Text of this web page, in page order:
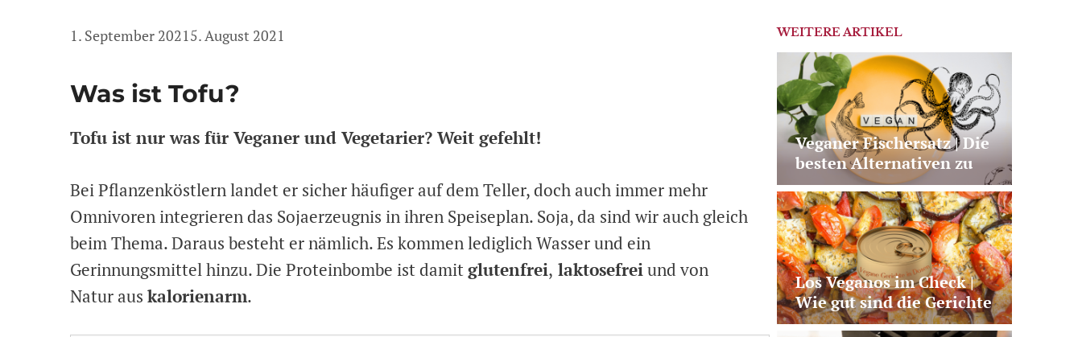
1. September 20215. August 2021
Was ist Tofu?
Tofu ist nur was für Veganer und Vegetarier? Weit gefehlt!
Bei Pflanzenköstlern landet er sicher häufiger auf dem Teller, doch auch immer mehr
Omnivoren integrieren das Sojaerzeugnis in ihren Speiseplan. Soja, da sind wir auch gleich
beim Thema. Daraus besteht er nämlich. Es kommen lediglich Wasser und ein
Gerinnungsmittel hinzu. Die Proteinbombe ist damit glutenfrei, laktosefreiund von
Natur aus kalorienarm.
WEITERE ARTIKEL
Veganer Fischersatz | Die
besten Alternativen zu
Lachs, Thunfisch und Co.
Los Veganos im Check |
Wie gut sind die Gerichte
aus der Dose?